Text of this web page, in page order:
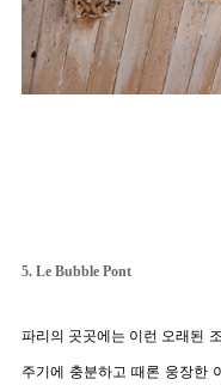
5. Le Bubble Pont
파리의 곳곳에는 이런 오래된
주기에 충분하고 때론 웅장한